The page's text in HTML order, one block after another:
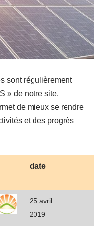
sont régulièrement
» de notre site.
de mieux se rendre
et des progrès
date
25 avril
2019